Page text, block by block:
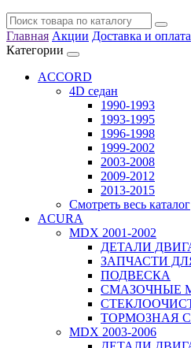
Главная Акции Доставка и оплата
Категории
ACCORD
4D седан
1990-1993
1993-1995
1996-1998
1999-2002
2003-2008
2009-2012
2013-2015
Смотреть весь каталог
ACURA
MDX 2001-2002
ДЕТАЛИ
ЗАПЧАСТИ
ПОДВЕСКА
СМАЗОЧНЫЕ
ТОРМОЗНАЯ
MDX 2003-2006